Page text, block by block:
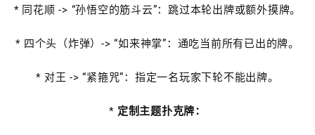
* 同花顺 -> “孙悟空的筋斗云”：跳过本轮出牌或额外摸牌。
* 四个头（炸弹）-> “如来神掌”：通吃当前所有已出的牌。
* 对王 -> “紧箍咒”：指定一名玩家下轮不能出牌。
* 定制主题扑克牌：